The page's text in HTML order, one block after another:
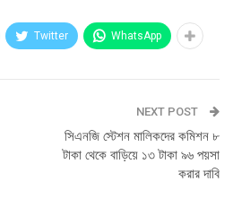
Twitter WhatsApp
NEXT POST
সিএনজি স্টেশন মালিকদের কমিশন ৮
টাকা থেকে বাড়িয়ে ১৩ টাকা ৯৬ পয়সা
করার দাবি